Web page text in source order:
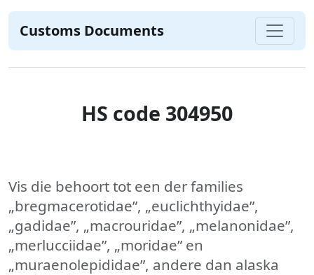
Customs Documents
HS code 304950
Vis die behoort tot een der families
„bregmacerotidae”, „euclichthyidae”,
„gadidae”, „macrouridae”, „melanonidae”,
„merlucciidae”, „moridae” en
„muraenolepididae”, andere dan alaska